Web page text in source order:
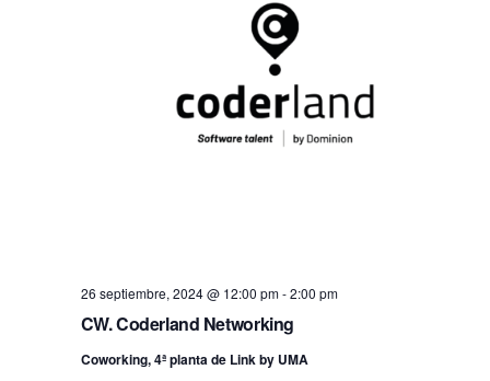
CW. Coderland Networking
26 septiembre, 2024 @ 12:00 pm-2:00 pm
Coworking, 4ª planta de Link by UMA